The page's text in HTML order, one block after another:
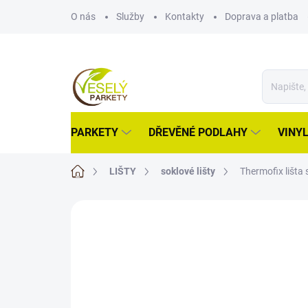
O nás Služby Kontakty Doprava a platba
PARKETY DŘEVĚNÉ PODLAHY
Domů LIŠTY soklové lišty Thermofix lišta